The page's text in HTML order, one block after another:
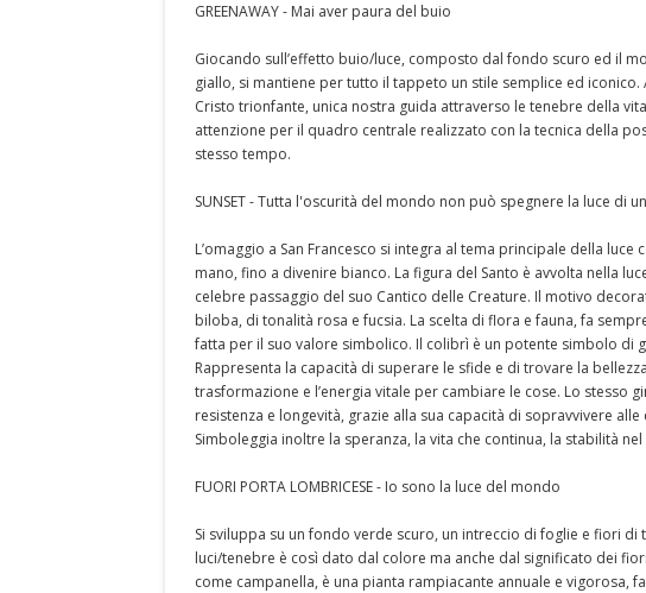
GREENAWAY - Mai aver paura del buio
Giocando sull’effetto buio/luce, composto dal fondo scuro ed il
giallo, si mantiene per tutto il tappeto un stile semplice ed
Cristo trionfante, unica nostra guida attraverso le tenebre della
attenzione per il quadro centrale realizzato con la tecnica della
stesso tempo.
SUNSET - Tutta l'oscurità del mondo non può spegnere la luce di
L’omaggio a San Francesco si integra al tema principale della
mano, fino a divenire bianco. La figura del Santo è avvolta nella
celebre passaggio del suo Cantico delle Creature. Il motivo
biloba, di tonalità rosa e fucsia. La scelta di flora e fauna, fa
fatta per il suo valore simbolico. Il colibrì è un potente simbolo di
Rappresenta la capacità di superare le sfide e di trovare la
trasformazione e l’energia vitale per cambiare le cose. Lo stesso
resistenza e longevità, grazie alla sua capacità di sopravvivere
Simboleggia inoltre la speranza, la vita che continua, la stabilità nel
FUORI PORTA LOMBRICESE - Io sono la luce del mondo
Si sviluppa su un fondo verde scuro, un intreccio di foglie e fiori
luci/tenebre è così dato dal colore ma anche dal significato dei
come campanella, è una pianta rampiacante annuale e vigorosa,